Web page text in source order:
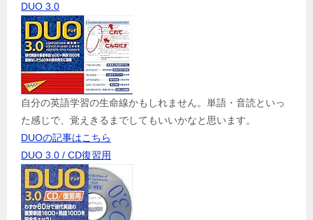
DUO 3.0
自分の英語学習の生命線かもしれません。単語・音読といっ
た感じで、覚えきるまでしてもいいかなと思います。
DUOの記事はこちら
DUO 3.0 / CD復習用